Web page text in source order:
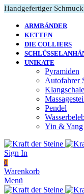
Handgefertiger
ARMBÄNDER
KETTEN
DIE COLLIERS
UNIKATE
Pyramiden
Autofahrer
Klangschale
Pendel
Yin & Yang
Sign In
0
Warenkorb
Menü